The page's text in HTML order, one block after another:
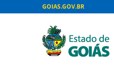
GOIAS.GOV.BR